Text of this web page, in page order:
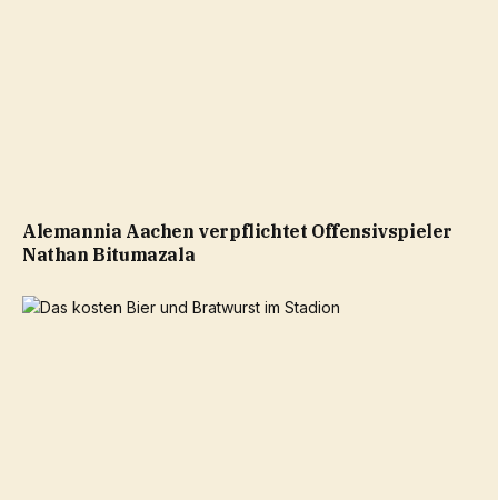
Alemannia Aachen verpflichtet Offensivspieler
Nathan Bitumazala